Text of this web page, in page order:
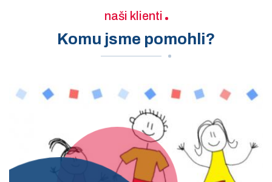
naši klienti
Komu jsme pomohli?